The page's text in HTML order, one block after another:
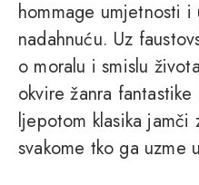
hommage umjetnosti i
nadahnuću. Uz
o moralu i smislu
okvire žanra
ljepotom klasika jamči
svakome tko ga uzme